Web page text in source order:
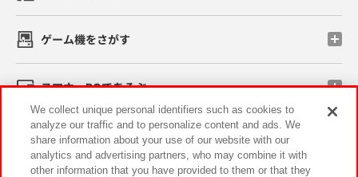
ゲーム機をさがす
スマホ・PCであそぶ
イベント・キャンペーン
We collect unique personal identifiers such as cookies to
analyze our traffic and to personalize content and ads. We
share information about your use of our website with our
analytics and advertising partners, who may combine it with
other information that you have provided to them or that they